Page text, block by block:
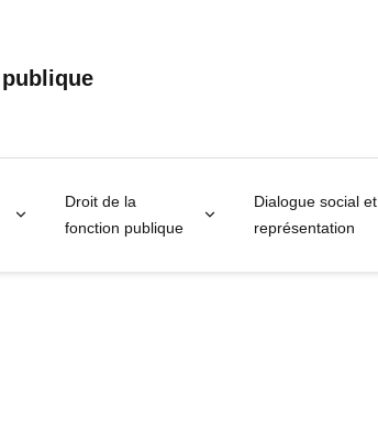
Droit de la
fonction publique
Dialogue social et
représentation